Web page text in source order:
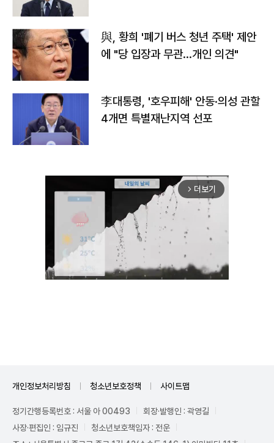
與, 황희 '폐기 버스 청년 주택' 제안
에 "당 입장과 무관…개인 의견"
李대통령, '호우피해' 안동·의성 관할
4개면 특별재난지역 선포
arrow_forward_ios 더보기
개인정보처리방침 청소년보호정책 사이트맵
정기간행등록번호 : 서울 아 00493
회장·발행인 : 곽영길
사장·편집인 : 임규진
청소년보호책임자 : 전운